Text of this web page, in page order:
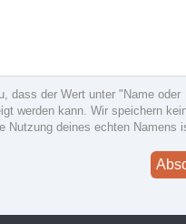
dass der Wert unter "Name oder
werden kann. Wir speichern
Nutzung deines echten Namens